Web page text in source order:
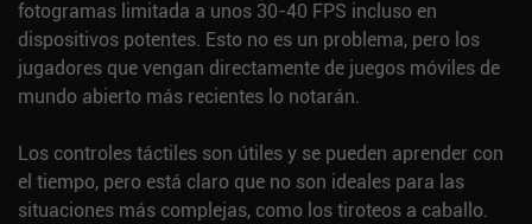
fotogramas limitada a unos 30-40 FPS incluso en
dispositivos potentes. Esto no es un problema, pero los
jugadores que vengan directamente de juegos móviles de
mundo abierto más recientes lo notarán.
Los controles táctiles son útiles y se pueden aprender con
el tiempo, pero está claro que no son ideales para las
situaciones más complejas, como los tiroteos a caballo.